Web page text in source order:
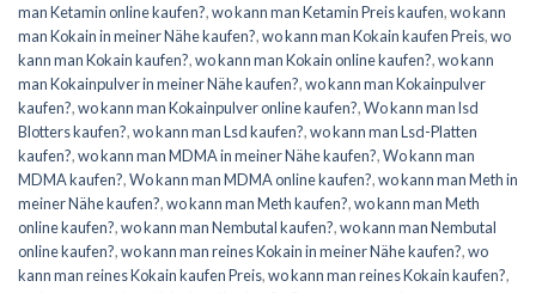
man Ketamin online kaufen?,wo kann man Ketamin Preis kaufen,wo kann
man Kokain in meiner Nähe kaufen?,wo kann man Kokain kaufen Preis,wo
kann man Kokain kaufen?,wo kann man Kokain online kaufen?,wo kann
man Kokainpulver in meiner Nähe kaufen?,wo kann man Kokainpulver
kaufen?,wo kann man Kokainpulver online kaufen?,Wo kann man lsd
Blotters kaufen?,wo kann man Lsd kaufen?,wo kann man Lsd-Platten
kaufen?,wo kann man MDMA in meiner Nähe kaufen?,Wo kann man
MDMA kaufen?,Wo kann man MDMA online kaufen?,wo kann man Meth in
meiner Nähe kaufen?,wo kann man Meth kaufen?,wo kann man Meth
online kaufen?,wo kann man Nembutal kaufen?,wo kann man Nembutal
online kaufen?,wo kann man reines Kokain in meiner Nähe kaufen?,wo
kann man reines Kokain kaufen Preis,wo kann man reines Kokain kaufen?,